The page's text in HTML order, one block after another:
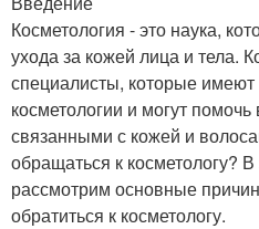
Косметология - это наука,
ухода за кожей лица и тела.
специалисты, которые имеют
косметологии и могут
связанными с кожей и
обращаться к косметологу?
рассмотрим основные
обратиться к косметологу.